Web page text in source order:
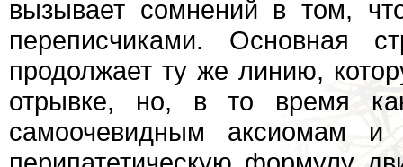
вызывает сомнений в том,
переписчиками. Основная
продолжает ту же линию,
отрывке, но, в то время
самоочевидным аксиомам и